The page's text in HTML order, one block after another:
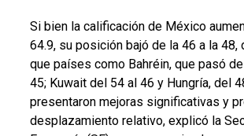
Si bien la calificación de México
64.9, su posición bajó de la 46 a la 48,
que países como Bahréin, que pasó
45; Kuwait del 54 al 46 y Hungría, del
presentaron mejoras significativas y
desplazamiento relativo, explicó la